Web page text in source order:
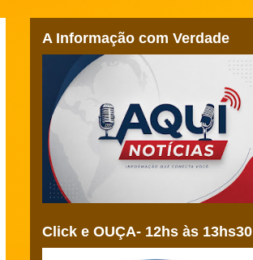
A Informação com Verdade
Click e OUÇA- 12hs às 13hs30